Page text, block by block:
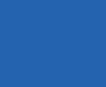
die Messstelle die
erhalten Sie von der
welcher der
vorzulegen